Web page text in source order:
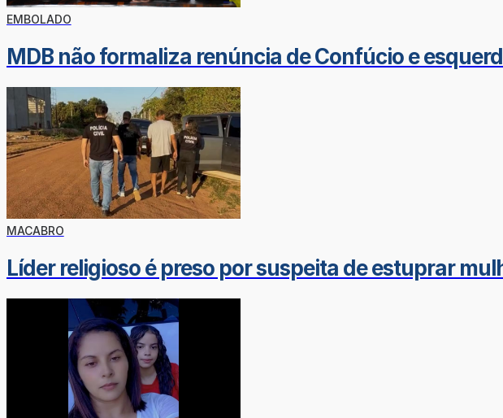
EMBOLADO
MDB não formaliza renúncia de Confúcio e
MACABRO
Líder religioso é preso por suspeita de estuprar